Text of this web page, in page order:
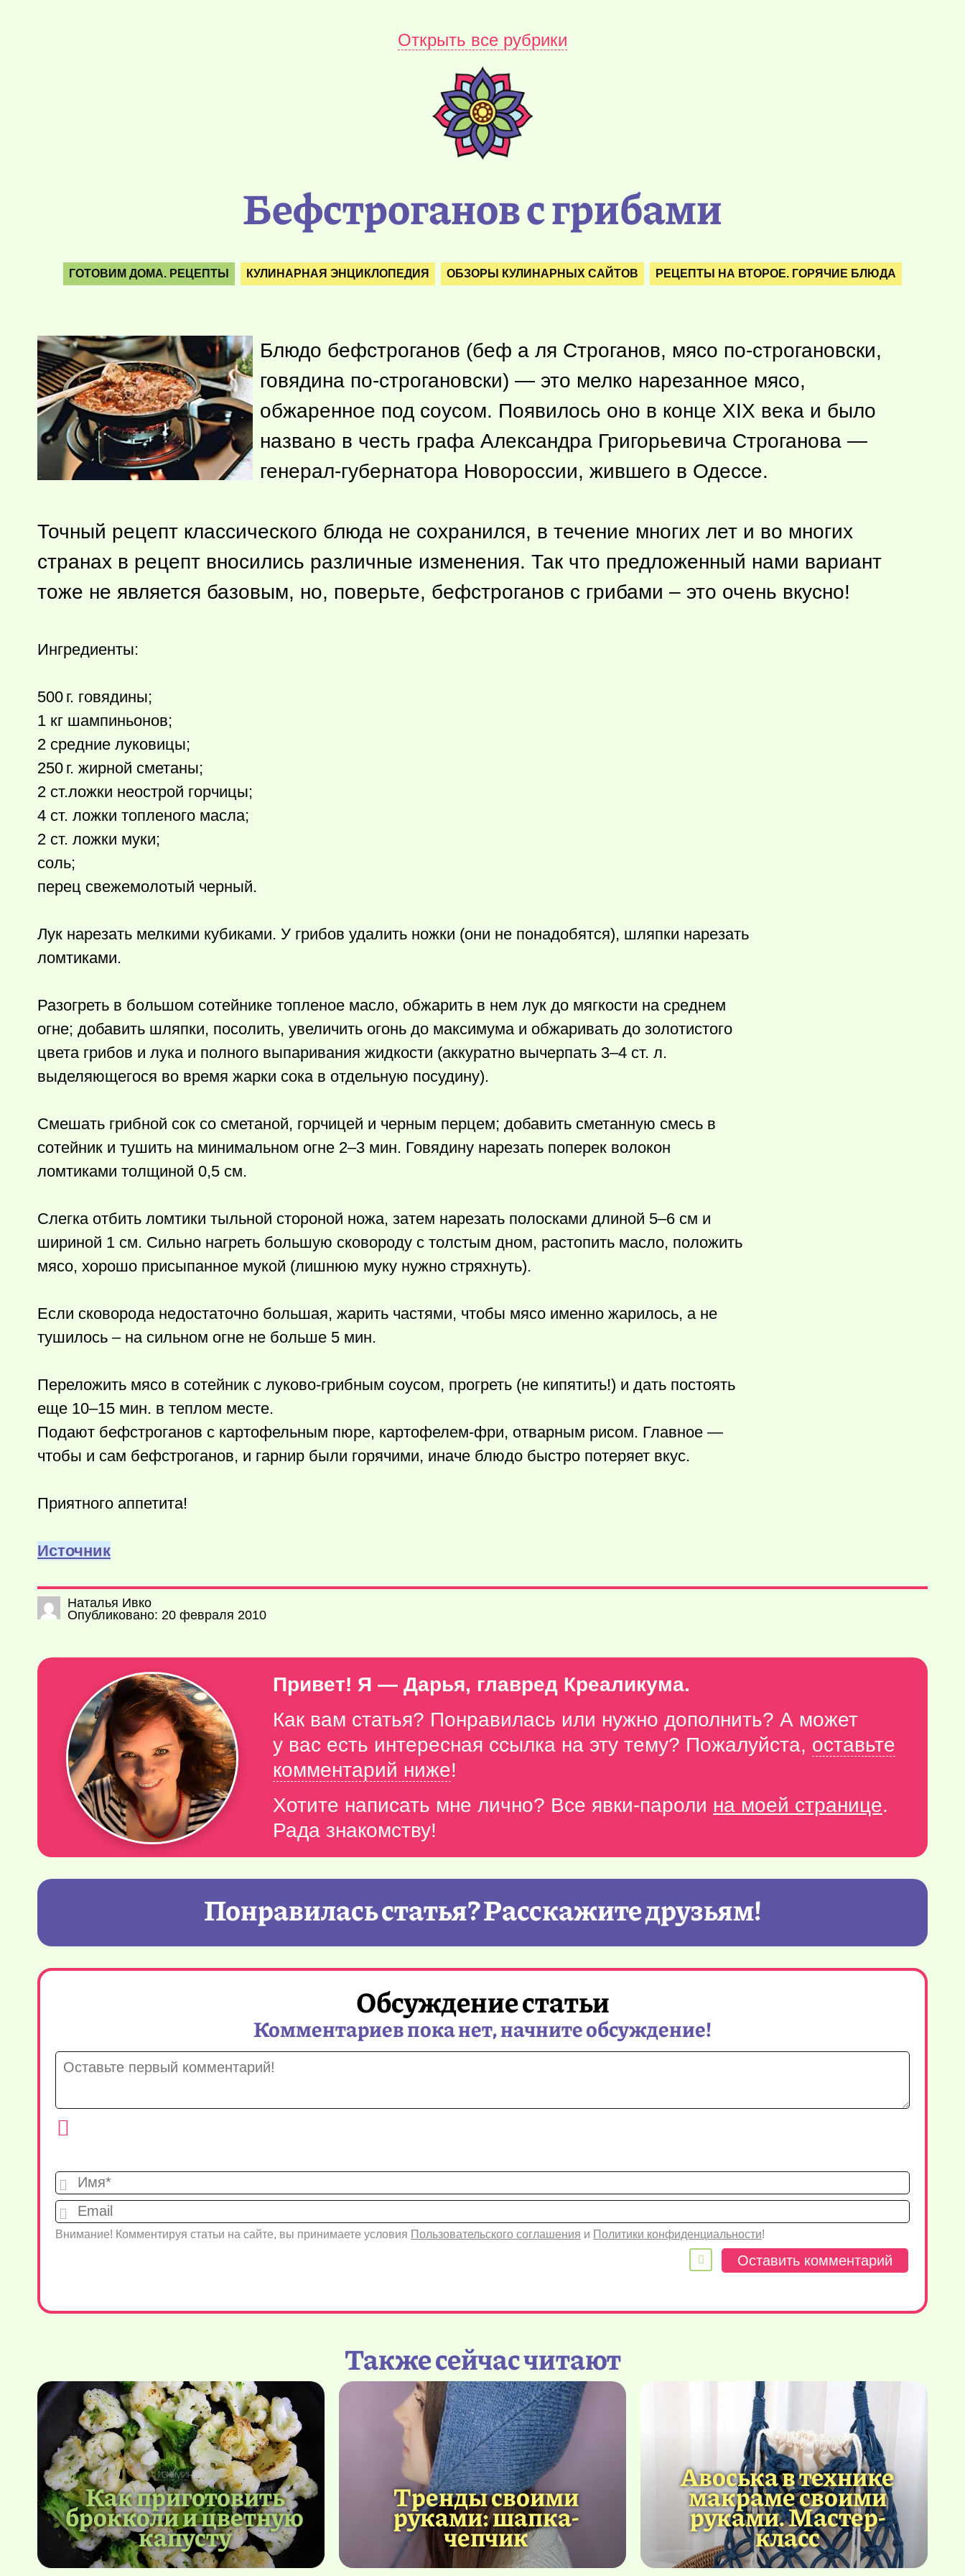
Открыть все рубрики
Бефстроганов с грибами
ГОТОВИМ ДОМА. РЕЦЕПТЫ КУЛИНАРНАЯ ЭНЦИКЛОПЕДИЯ ОБЗОРЫ КУЛИНАРНЫХ САЙТОВ РЕЦЕПТЫ НА ВТОРОЕ. ГОРЯЧИЕ БЛЮДА
Блюдо бефстроганов (беф а ля Строганов, мясо по-строгановски,
говядина по-строгановски) — это мелко нарезанное мясо,
обжаренное под соусом. Появилось оно в конце XIX века и было
названо в честь графа Александра Григорьевича Строганова —
генерал-губернатора Новороссии, жившего в Одессе.
Точный рецепт классического блюда не сохранился, в течение многих лет и во многих
странах в рецепт вносились различные изменения. Так что предложенный нами вариант
тоже не является базовым, но, поверьте, бефстроганов с грибами – это очень вкусно!
Ингредиенты:
500 г. говядины;
1 кг шампиньонов;
2 средние луковицы;
250 г. жирной сметаны;
2 ст.ложки неострой горчицы;
4 ст. ложки топленого масла;
2 ст. ложки муки;
cоль;
перец свежемолотый черный.
Лук нарезать мелкими кубиками. У грибов удалить ножки (они не понадобятся), шляпки нарезать
ломтиками.
Разогреть в большом сотейнике топленое масло, обжарить в нем лук до мягкости на среднем
огне; добавить шляпки, посолить, увеличить огонь до максимума и обжаривать до золотистого
цвета грибов и лука и полного выпаривания жидкости (аккуратно вычерпать 3–4 ст. л.
выделяющегося во время жарки сока в отдельную посудину).
Смешать грибной сок со сметаной, горчицей и черным перцем; добавить сметанную смесь в
сотейник и тушить на минимальном огне 2–3 мин. Говядину нарезать поперек волокон
ломтиками толщиной 0,5 см.
Слегка отбить ломтики тыльной стороной ножа, затем нарезать полосками длиной 5–6 см и
шириной 1 см. Сильно нагреть большую сковороду с толстым дном, растопить масло, положить
мясо, хорошо присыпанное мукой (лишнюю муку нужно стряхнуть).
Если сковорода недостаточно большая, жарить частями, чтобы мясо именно жарилось, а не
тушилось – на сильном огне не больше 5 мин.
Переложить мясо в сотейник с луково-грибным соусом, прогреть (не кипятить!) и дать постоять
еще 10–15 мин. в теплом месте.
Подают бефстроганов с картофельным пюре, картофелем-фри, отварным рисом. Главное —
чтобы и сам бефстроганов, и гарнир были горячими, иначе блюдо быстро потеряет вкус.
Приятного аппетита!
Источник
Наталья Ивко
Опубликовано: 20 февраля 2010
Привет! Я — Дарья, главред Креаликума.
Как вам статья? Понравилась или нужно дополнить? А может
у вас есть интересная ссылка на эту тему? Пожалуйста, оставьте
комментарий ниже!
Хотите написать мне лично? Все явки-пароли на моей странице.
Рада знакомству!
Понравилась статья? Расскажите друзьям!
Обсуждение статьи
Комментариев пока нет, начните обсуждение!
Имя*
Email
Внимание! Комментируя статьи на сайте, вы принимаете условия Пользовательского соглашения и Политики конфиденциальности!
Также сейчас читают
Как приготовить
брокколи и цветную
капусту
Тренды своими
руками: шапка-
чепчик
Авоська в технике
макраме своими
руками. Мастер-
класс